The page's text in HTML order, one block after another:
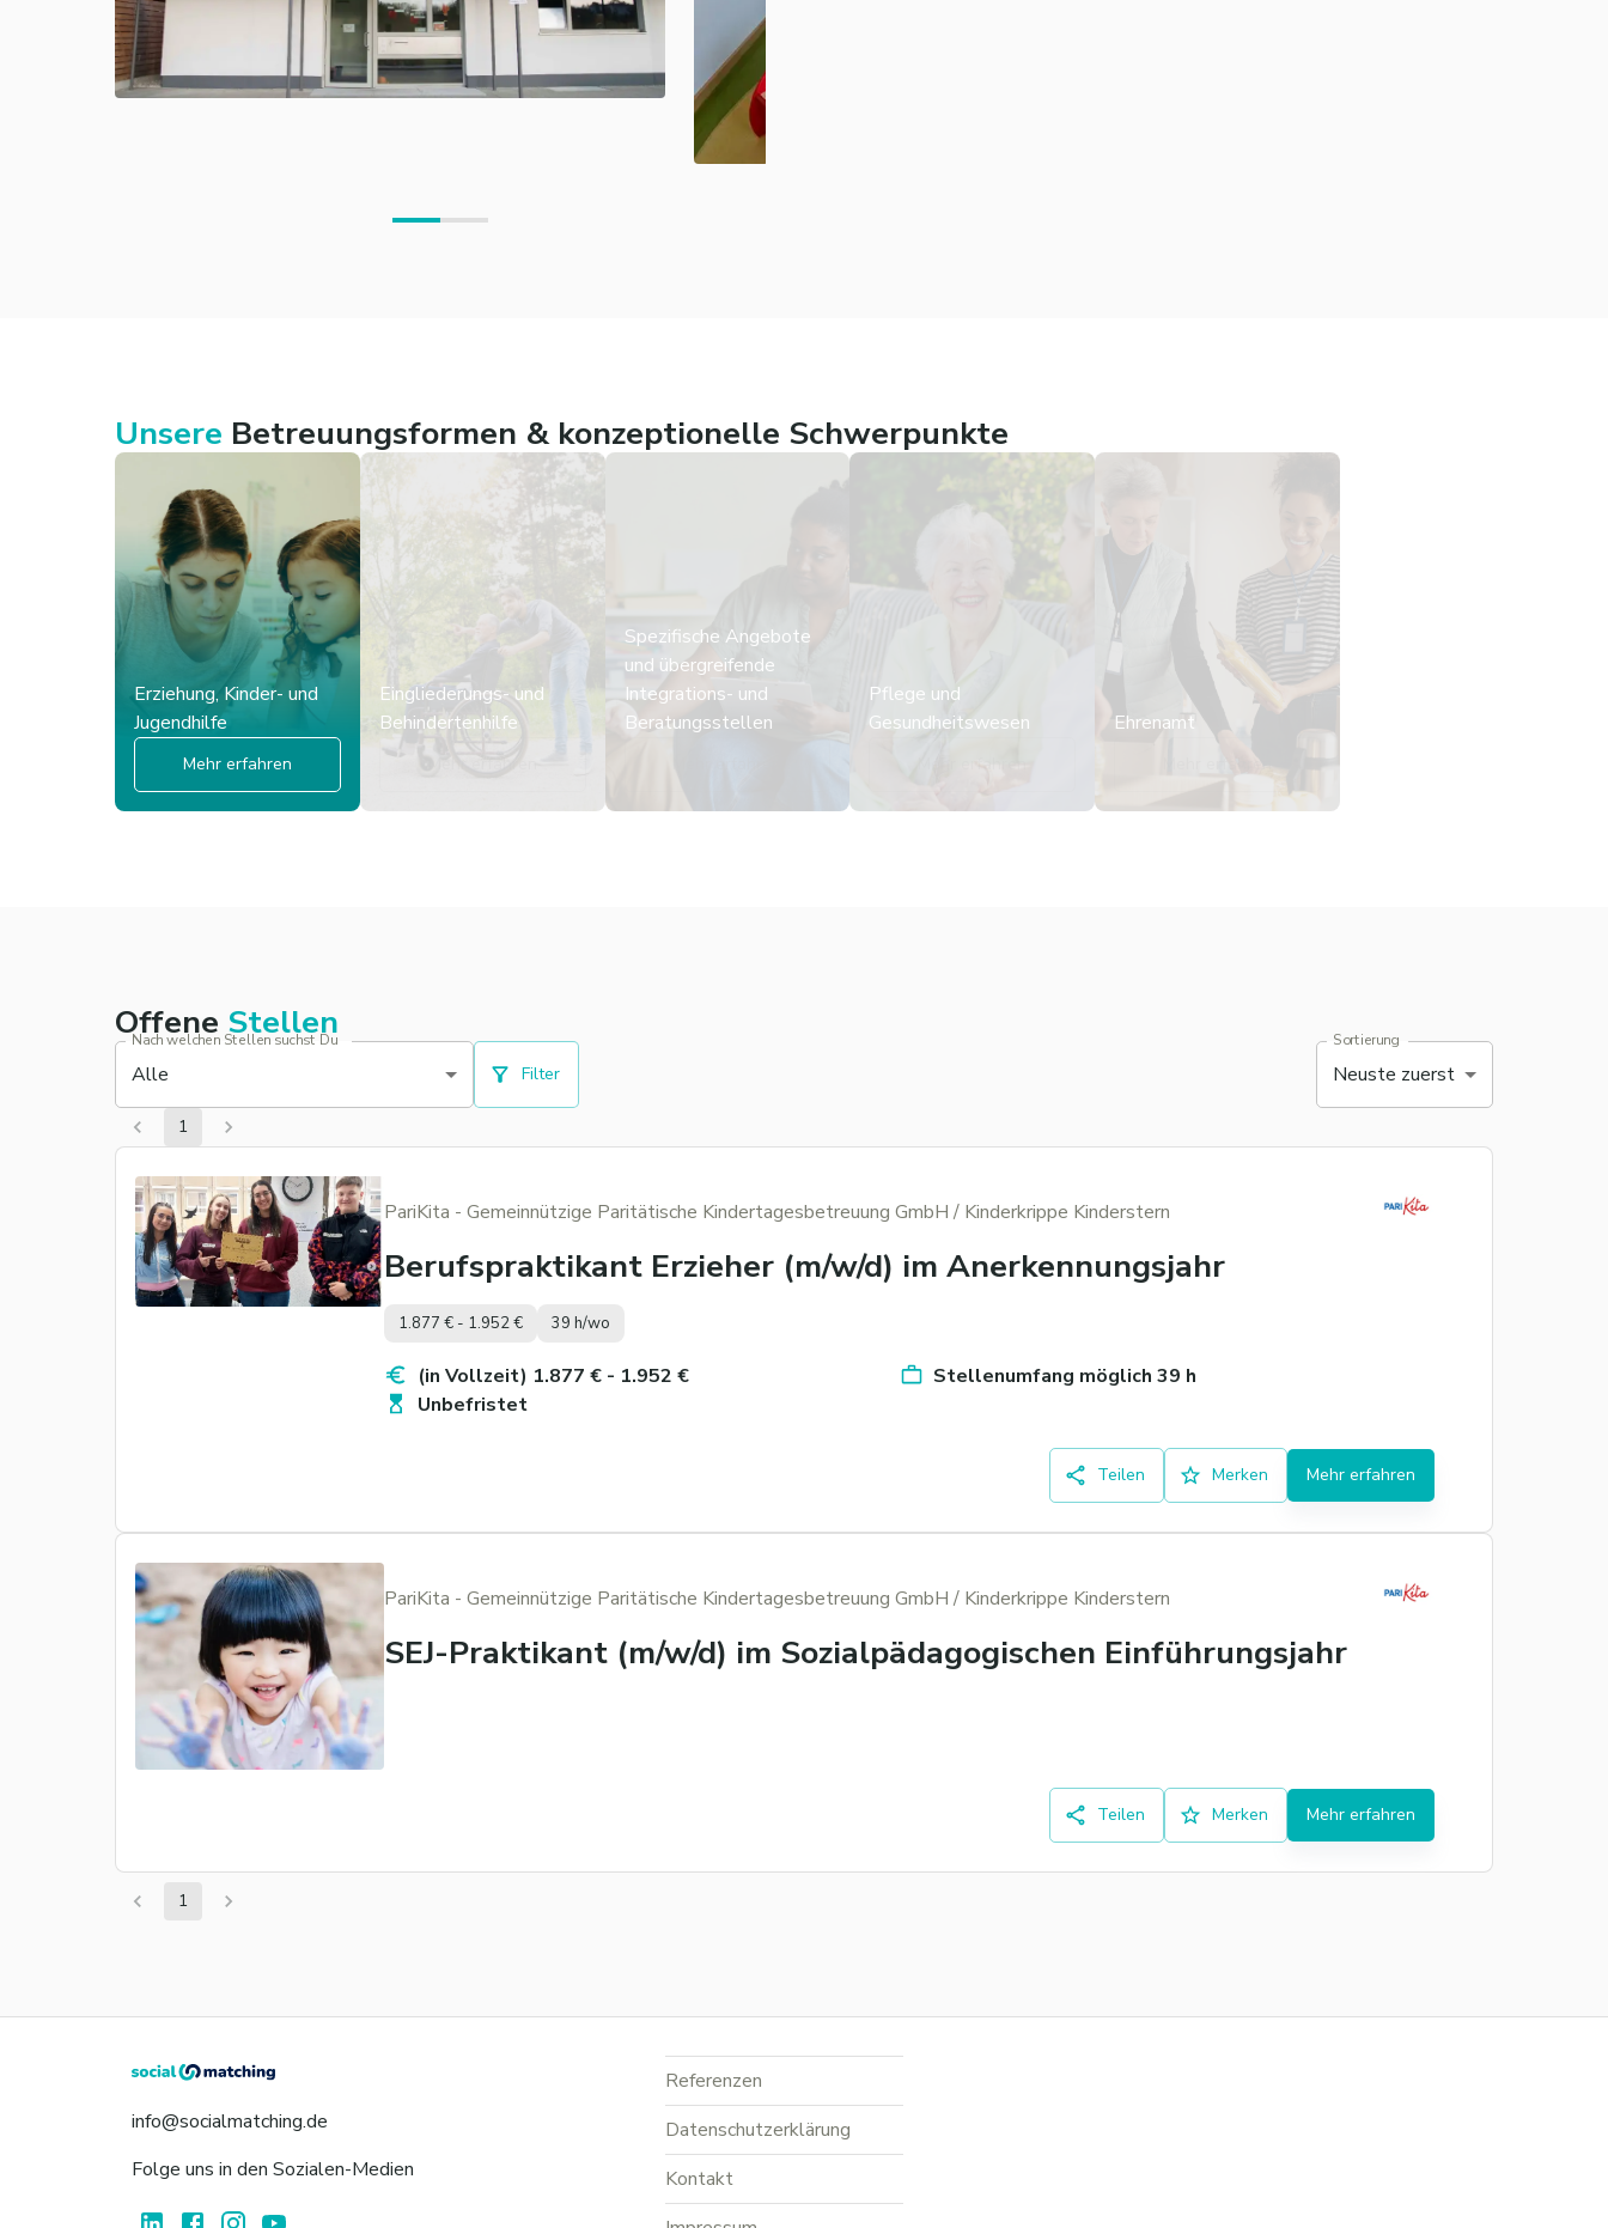
Unsere Betreuungsformen & konzeptionelle Schwerpunkte
Erziehung, Kinder- und
Jugendhilfe
Mehr erfahren
Eingliederungs- und
Behindertenhilfe
Spezifische Angebote
und übergreifende
Integrations- und
Beratungsstellen
Pflege und
Gesundheitswesen
Mehr erfahren
Ehrenamt
Mehr erfahren
Offene Stellen
Nach welchen Stellen suchst Du
Alle Filter
Sortierung
Neuste zuerst
1
PariKita - Gemeinnützige Paritätische Kindertagesbetreuung GmbH / Kinderkrippe Kinderstern
Berufspraktikant Erzieher (m/w/d) im Anerkennungsjahr
1.877 € - 1.952 € 39 h/wo
(in Vollzeit) 1.877 € - 1.952 €
Stellenumfang möglich 39 h
Unbefristet
Teilen Merken Mehr erfahren
PariKita - Gemeinnützige Paritätische Kindertagesbetreuung GmbH / Kinderkrippe Kinderstern
SEJ-Praktikant (m/w/d) im Sozialpädagogischen Einführungsjahr
Teilen Merken Mehr erfahren
1
info@socialmatching.de
Folge uns in den Sozialen-Medien
Referenzen
Datenschutzerklärung
Kontakt